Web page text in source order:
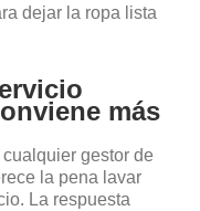
dejar la ropa lista
más
gestor de
la pena lavar
La respuesta